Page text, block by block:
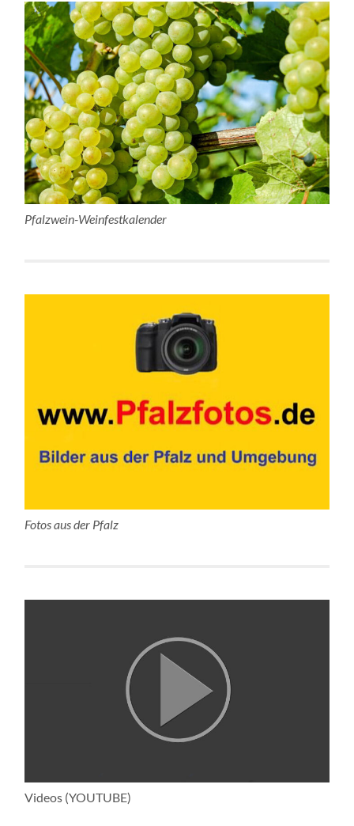
Pfalzwein-Weinfestkalender
Fotos aus der Pfalz
Videos (YOUTUBE)